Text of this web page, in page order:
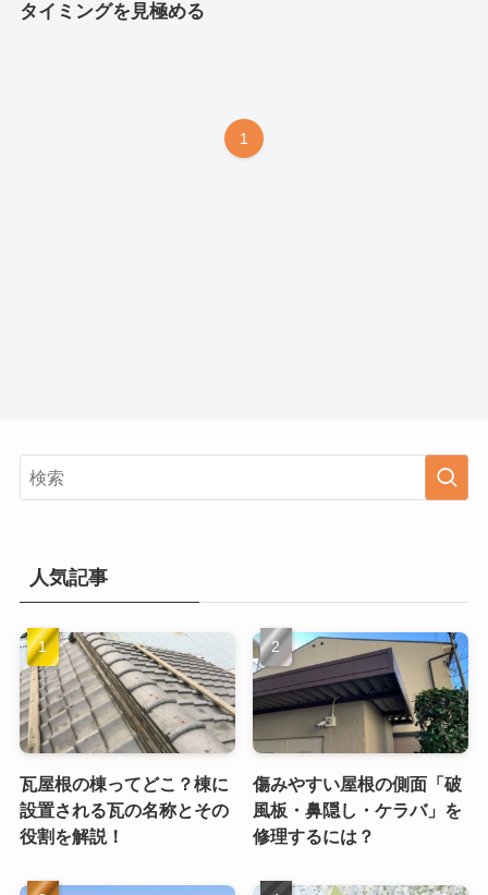
タイミングを見極める
1
人気記事
瓦屋根の棟ってどこ？棟に
設置される瓦の名称とその
役割を解説！
傷みやすい屋根の側面「破
風板・鼻隠し・ケラバ」を
修理するには？